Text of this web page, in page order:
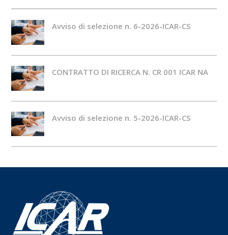
Avviso di selezione n. 6-2026-ICAR-CS
CONTRATTO DI RICERCA N. CR 001 ICAR NA
Avviso di selezione n. 5-2026-ICAR-CS